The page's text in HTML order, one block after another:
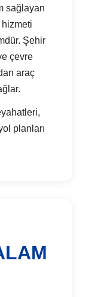
sağlayan
Şehir
çevre
araç
planları